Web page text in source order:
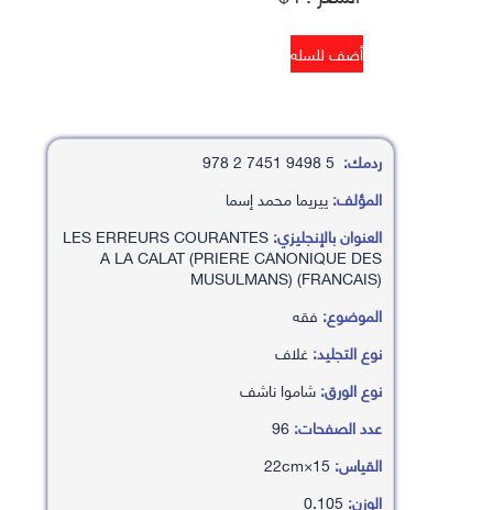
ردمك:
المؤلف:ييريما محمد إسما
العنوان بالإنجليزي:LES ERREURS COURANTES
A LA CALAT (PRIERE CANONIQUE DES
MUSULMANS) (FRANCAIS)
الموضوع: فقه
نوع التجليد:غلاف
نوع الورق:شاموا ناشف
عدد الصفحات:
القياس:
الوزن: